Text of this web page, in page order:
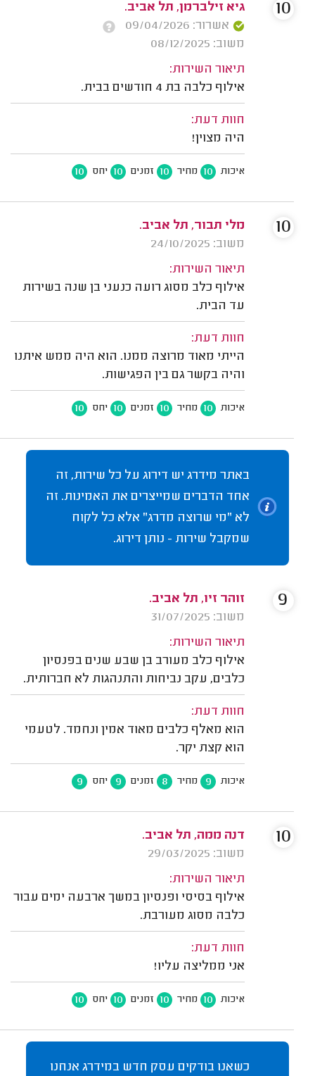
גיא זילברמן, תל אביב.
אשרור: 09/04/2026
משוב: 08/12/2025
תיאור השירות:
אילוף כלבה בת 4 חודשים בבית.
חוות דעת:
היה מצוין!
איכות 10 מחיר 10 זמנים 10 יחס 10
10
מלי תבור, תל אביב.
משוב: 24/10/2025
תיאור השירות:
אילוף כלב מסוג רועה כנעני בן שנה בשירות
עד הבית.
חוות דעת:
הייתי מאוד מרוצה ממנו. הוא היה ממש איתנו
והיה בקשר גם בין הפגישות.
איכות 10 מחיר 10 זמנים 10 יחס 10
10
באתר מידרג יש דירוג על כל שירות, זה
אחד הדברים שמייצרים את האמינות. זה
לא "מי שרוצה מדרג" אלא כל לקוח
שמקבל שירות - נותן דירוג.
זוהר זיו, תל אביב.
משוב: 31/07/2025
תיאור השירות:
אילוף כלב מעורב בן שבע שנים בפנסיון
כלבים, עקב נביחות והתנהגות לא חברותית.
חוות דעת:
הוא מאלף כלבים מאוד אמין ונחמד. לטעמי
הוא קצת יקר.
איכות 9 מחיר 8 זמנים 9 יחס 9
9
דנה ממה, תל אביב.
משוב: 29/03/2025
תיאור השירות:
אילוף בסיסי ופנסיון במשך ארבעה ימים עבור
כלבה מסוג מעורבת.
חוות דעת:
אני ממליצה עליו!
איכות 10 מחיר 10 זמנים 10 יחס 10
10
כשאנו בודקים עסק חדש במידרג אנחנו